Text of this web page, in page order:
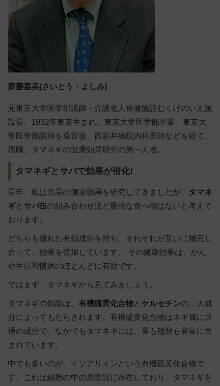
齋藤嘉美(さいとう・よしみ)
元東京大学医学部講師・介護老人保健施設むくげのいえ施
設長。1932年東京生まれ。東京大学医学部卒業。東京大
学医学部講師を退官後、西新井病院内科医師などを経て、
現職。タマネギの健康効果研究の第一人者。
タマネギとサバで効果が倍化!
長年、私は食品の健康効果を研究してきましたが、
タマネ
ギと サバ缶の組み合わせほど最強な食べ物はないと考えて
おります。
どちらも優れた有効成分を持ち、それぞれが互いに補完し
合って、効果を倍加しています。 その健康効果は、がん
や生活習慣病のほとんどに有効です。
ではまず、タマネギから見てみましょう。
タマネギの効能は、 有機硫黄化合物と ケルセチンの二大成
分によってもたらされます。有機硫黄化合物はネギ属に共
通の成分で、なかでもタマネギには、量も種類も豊富に含
まれています。
中でも多いのが、イソアリインという有機硫黄化合物で
す。これは細胞の中の原型質に存在しており、タマネギを